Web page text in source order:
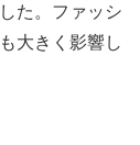
た。ファッシ
大きく影響し